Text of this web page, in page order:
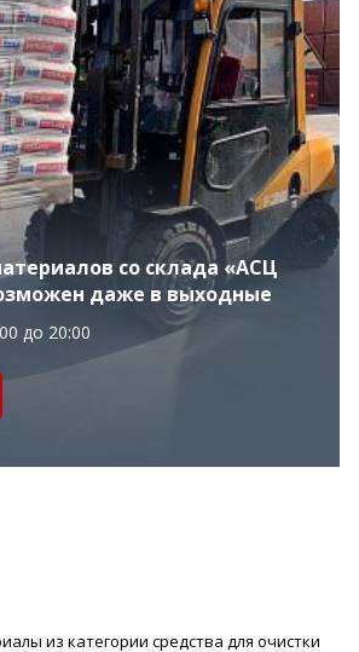
со склада «АСЦ
даже в выходные
до 20:00
из категории средства для очистки